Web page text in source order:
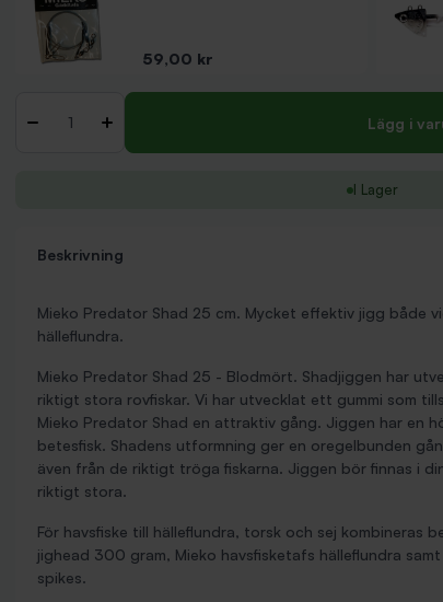
View large image
Pris
59,00 kr
- + Lägg i
I Lager
Beskrivning
Mieko Predator Shad 25 cm. Mycket effektiv jigg både
hälleflundra.
Mieko Predator Shad 25 - Blodmört. Shadjiggen har
riktigt stora rovfiskar. Vi har utvecklat ett gummi som
Mieko Predator Shad en attraktiv gång. Jiggen har en
betesfisk. Shadens utformning ger en oregelbunden
även från de riktigt tröga fiskarna. Jiggen bör finnas i
riktigt stora.
För havsfiske till hälleflundra, torsk och sej kombineras
jighead 300 gram, Mieko havsfisketafs hälleflundra samt
spikes.